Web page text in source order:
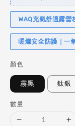
WAQ充氣舒適露營
暖爐安全防護｜一
顏色
霧黑 鈦銀
數量